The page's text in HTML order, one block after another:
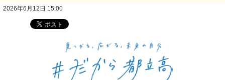
2026年6月12日 15:00